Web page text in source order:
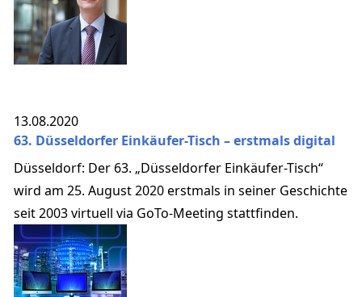
13.08.2020
63. Düsseldorfer Einkäufer-Tisch – erstmals digital
Düsseldorf: Der 63. „Düsseldorfer Einkäufer-Tisch“
wird am 25. August 2020 erstmals in seiner Geschichte
seit 2003 virtuell via GoTo-Meeting stattfinden.